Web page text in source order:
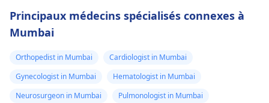
Principaux médecins spécialisés connexes à
Mumbai
Orthopedist in Mumbai
Cardiologist in Mumbai
Gynecologist in Mumbai
Hematologist in Mumbai
Neurosurgeon in Mumbai
Pulmonologist in Mumbai